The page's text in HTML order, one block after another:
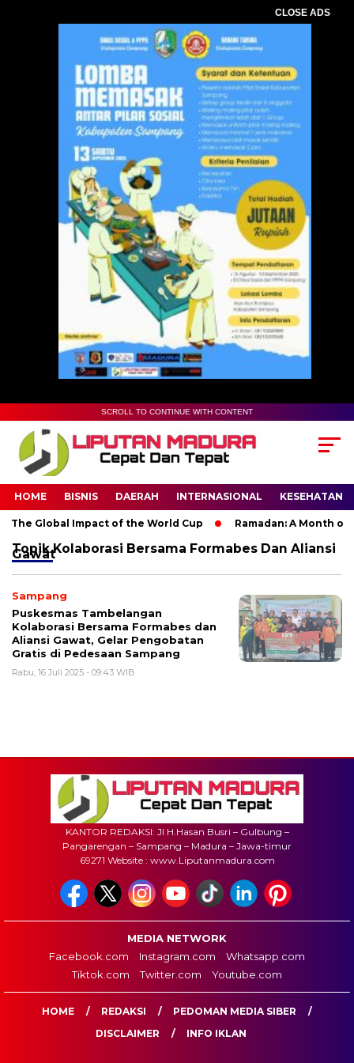
CLOSE ADS
SCROLL TO CONTINUE WITH CONTENT
HOME BISNIS DAERAH INTERNASIONAL KESEHATAN
Global Impact of the World Cup Ramadan: A Month of
TopikKolaborasi Bersama Formabes Dan Aliansi
Gawat
Sampang
Puskesmas Tambelangan
Kolaborasi Bersama Formabes dan
Aliansi Gawat, Gelar Pengobatan
Gratis di Pedesaan Sampang
Rabu, 16 Juli 2025 - 09:43 WIB
KANTOR REDAKSI: Jl H.Hasan Busri – Gulbung –
Pangarengan – Sampang – Madura – Jawa-timur
69271 Website : www.Liputanmadura.com
MEDIA NETWORK
Facebook.com
Instagram.com
Whatsapp.com
Tiktok.com
Twitter.com Youtube.com
HOME REDAKSI
PEDOMAN MEDIA SIBER
DISCLAIMER
INFO IKLAN